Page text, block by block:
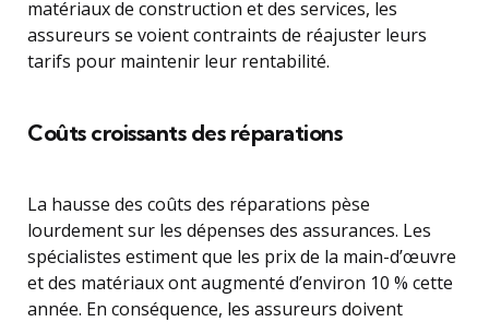
matériaux de construction et des services, les
assureurs se voient contraints de réajuster leurs
tarifs pour maintenir leur rentabilité.
Coûts croissants des réparations
La hausse des coûts des réparations pèse
lourdement sur les dépenses des assurances. Les
spécialistes estiment que les prix de la main-d’œuvre
et des matériaux ont augmenté d’environ 10 % cette
année. En conséquence, les assureurs doivent